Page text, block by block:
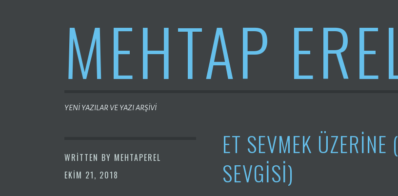
MEHTAP
YENİ YAZILAR VE YAZI ARŞİVİ
WRITTEN BY MEHTAPEREL
EKIM 21, 2018
ET SEVMEK ÜZERİNE
SEVGİSİ)